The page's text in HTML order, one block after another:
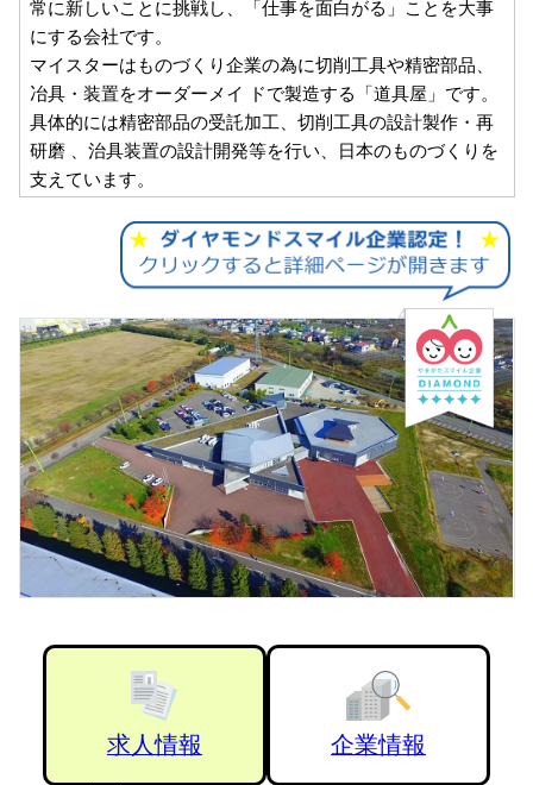
常に新しいことに挑戦し、「仕事を面白がる」ことを大事
にする会社です。
マイスターはものづくり企業の為に切削工具や精密部品、
冶具・装置をオーダーメイ ドで製造する「道具屋」です。
具体的には精密部品の受託加工、切削工具の設計製作・再
研磨 、治具装置の設計開発等を行い、日本のものづくりを
支えています。
求人情報 企業情報